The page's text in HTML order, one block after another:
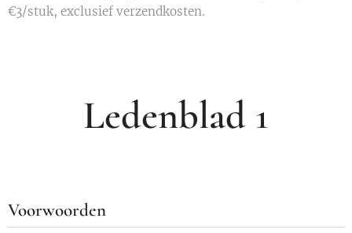
€3/stuk, exclusief verzendkosten.
Ledenblad 1
Voorwoorden